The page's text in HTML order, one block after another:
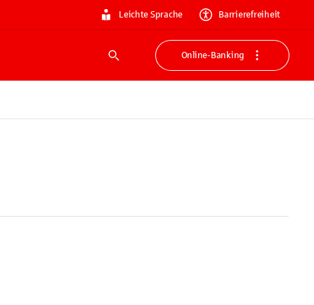
Leichte Sprache Barrierefreiheit
Suche
Online-Banking